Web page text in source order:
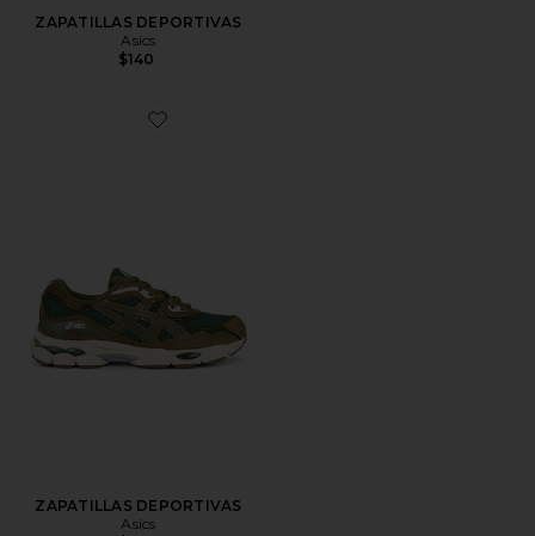
ZAPATILLAS DEPORTIVAS
Asics
$140
Favorite ZAPATILLAS DEPORTIVAS
ZAPATILLAS DEPORTIVAS
Asics